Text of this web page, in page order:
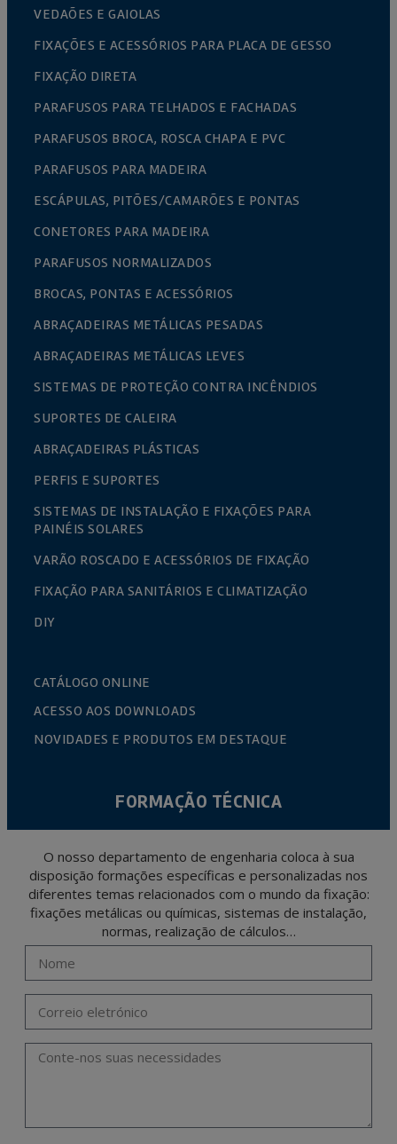
VEDAÕES E GAIOLAS
FIXAÇÕES E ACESSÓRIOS PARA PLACA DE GESSO
FIXAÇÃO DIRETA
PARAFUSOS PARA TELHADOS E FACHADAS
PARAFUSOS BROCA, ROSCA CHAPA E PVC
PARAFUSOS PARA MADEIRA
ESCÁPULAS, PITÕES/CAMARÕES E PONTAS
CONETORES PARA MADEIRA
PARAFUSOS NORMALIZADOS
BROCAS, PONTAS E ACESSÓRIOS
ABRAÇADEIRAS METÁLICAS PESADAS
ABRAÇADEIRAS METÁLICAS LEVES
SISTEMAS DE PROTEÇÃO CONTRA INCÊNDIOS
SUPORTES DE CALEIRA
ABRAÇADEIRAS PLÁSTICAS
PERFIS E SUPORTES
SISTEMAS DE INSTALAÇÃO E FIXAÇÕES PARA
PAINÉIS SOLARES
VARÃO ROSCADO E ACESSÓRIOS DE FIXAÇÃO
FIXAÇÃO PARA SANITÁRIOS E CLIMATIZAÇÃO
DIY
CATÁLOGO ONLINE
ACESSO AOS DOWNLOADS
NOVIDADES E PRODUTOS EM DESTAQUE
FORMAÇÃO TÉCNICA
O nosso departamento de engenharia coloca à sua
disposição formações específicas e personalizadas nos
diferentes temas relacionados com o mundo da fixação:
fixações metálicas ou químicas, sistemas de instalação,
normas, realização de cálculos…